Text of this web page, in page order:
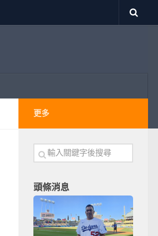
更多
頭條消息